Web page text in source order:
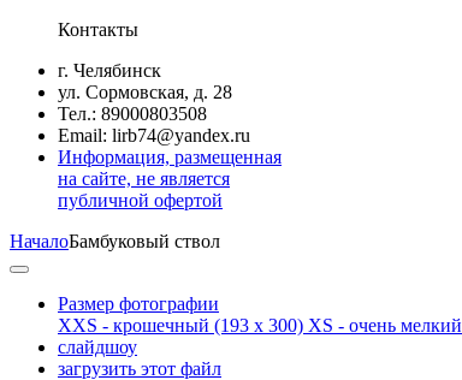
Контакты
г. Челябинск
ул. Сормовская, д. 28
Тел.: 89000803508
Email: lirb74@yandex.ru
Информация, размещенная
на сайте, не является
публичной офертой
НачалоБамбуковый ствол
Размер фотографии
XXS - крошечный (193 x 300) XS - очень мелкий
слайдшоу
загрузить этот файл